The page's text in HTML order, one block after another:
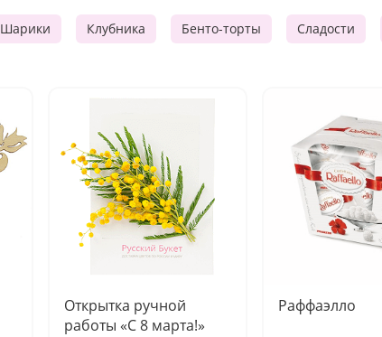
Шарики Клубника Бенто-торты Сладости
Открытка ручной
работы «С 8 марта!»
Раффаэлло